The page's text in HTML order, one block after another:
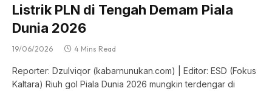
Listrik PLN di Tengah Demam Piala
Dunia 2026
19/06/2026 4 Mins Read
Reporter: Dzulviqor (kabarnunukan.com) | Editor: ESD (Fokus
Kaltara) Riuh gol Piala Dunia 2026 mungkin terdengar di